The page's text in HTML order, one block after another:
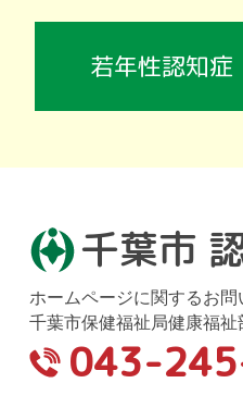
若年性認知症
千葉市
ホームページに関するお
千葉市保健福祉局健康福
043-